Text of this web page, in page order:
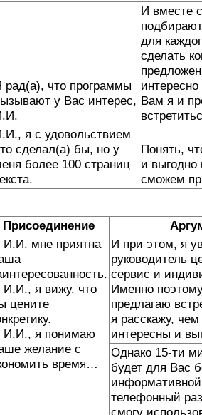
рад(а), что программы
у Вас интерес,
И вместе
для
сделать
Вам я и
я с удовольствием
сделал(а) бы, но у
более 100 страниц
Понять,
и
сможем
Присоединение
И.И. мне приятна
И.И., я вижу, что
цените
И.И., я понимаю
желание с
время…
И при этом, я
руководитель
сервис и
Именно
предлагаю
я расскажу,
интересны и
Однако 15-ти
будет для Вас
телефонный
смогу